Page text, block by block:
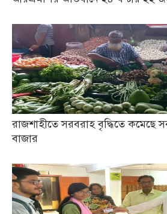
রাজশাহীতে সরবরাহ বৃদ্ধিতে কমেছে
বাজার